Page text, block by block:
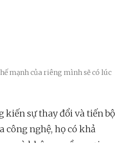
mạnh của riêng mình sẽ có lúc
kiến sự thay đổi và tiến bộ
công nghệ, họ có khả